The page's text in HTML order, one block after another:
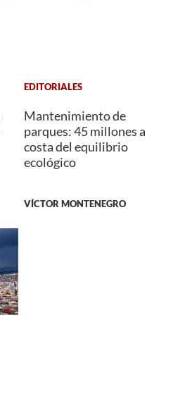
EDITORIALES
Mantenimiento de
parques: 45 millones a
costa del equilibrio
ecológico
VÍCTOR MONTENEGRO